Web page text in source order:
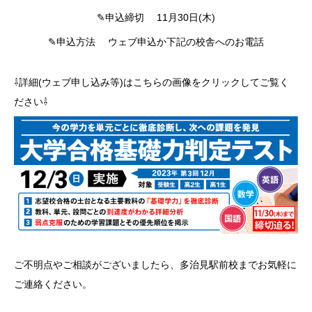
✎申込締切 11月30日(木)
✎申込方法 ウェブ申込か下記の校舎へのお電話
⇩詳細(ウェブ申し込み等)はこちらの画像をクリックしてご覧く
ださい⇩
ご不明点やご相談がございましたら、多治見駅前校までお気軽に
ご連絡ください。